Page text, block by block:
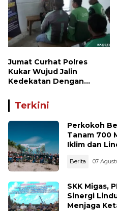
Jumat Curhat Polres
Kukar Wujud Jalin
Kedekatan Dengan
Terkini
Perkokoh
Tanam 700
Iklim dan
Berita 07
SKK Migas,
Sinergi
Menjaga